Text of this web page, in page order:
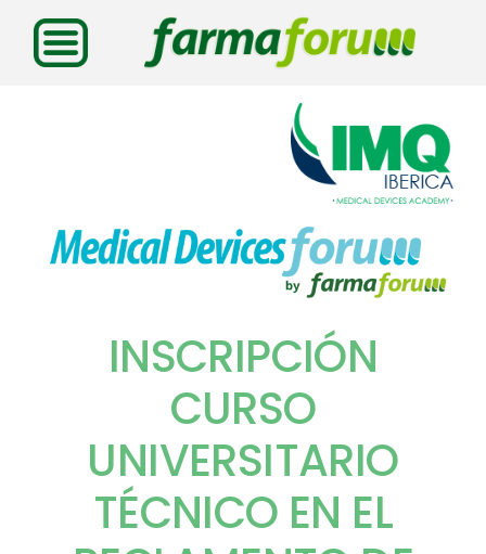
Saltar
contenido
INSCRIPCIÓN
CURSO
UNIVERSITARIO
TÉCNICO EN EL